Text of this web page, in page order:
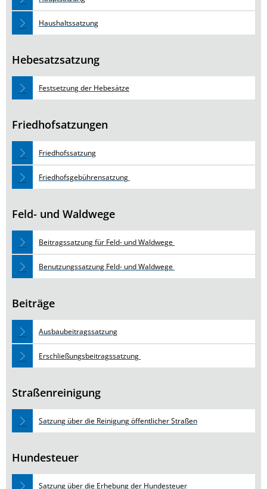
Haushaltssatzung
Hebesatzsatzung
Festsetzung der Hebesätze
Friedhofsatzungen
Friedhofssatzung
Friedhofsgebührensatzung
Feld- und Waldwege
Beitragssatzung für Feld- und Waldwege
Benutzungssatzung Feld- und Waldwege
Beiträge
Ausbaubeitragssatzung
Erschließungsbeitragssatzung
Straßenreinigung
Satzung über die Reinigung öffentlicher Straßen
Hundesteuer
Satzung über die Erhebung der Hundesteuer